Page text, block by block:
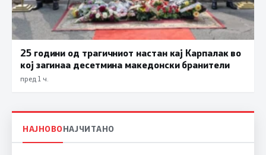
25 години од трагичниот настан кај Карпалак во
кој загинаа десетмина македонски бранители
пред 1 ч.
НАЈНОВОНАЈЧИТАНО